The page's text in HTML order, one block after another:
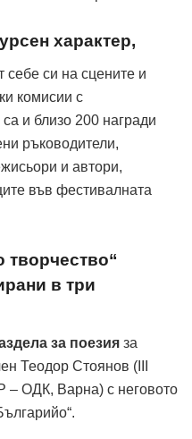
характер,
себе си на сцените и
комисии с
и близо 200 награди
ръководители,
и автори,
във фестивалната
творчество“
в три
за поезия за
Теодор Стоянов (III
– ОДК, Варна) с неговото